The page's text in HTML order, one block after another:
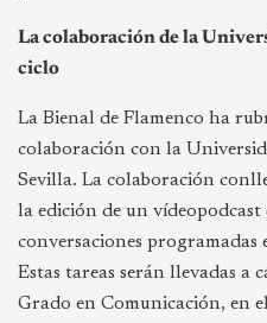
La colaboración de la
ciclo
La Bienal de Flamenco ha
colaboración con la
Sevilla. La colaboración
la edición de un vídeopodcast
conversaciones programadas
Estas tareas serán llevadas a
Grado en Comunicación, en